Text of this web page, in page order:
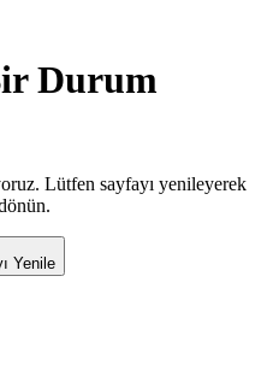
Durum
Lütfen sayfayı yenileyerek
Yenile